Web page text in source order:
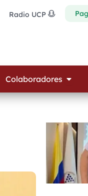
Radio UCP
Colaboradores